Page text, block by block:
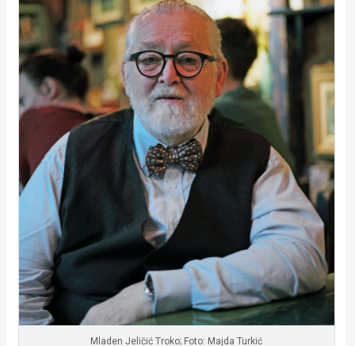
Mladen Jeličić Troko; Foto: Majda Turkić